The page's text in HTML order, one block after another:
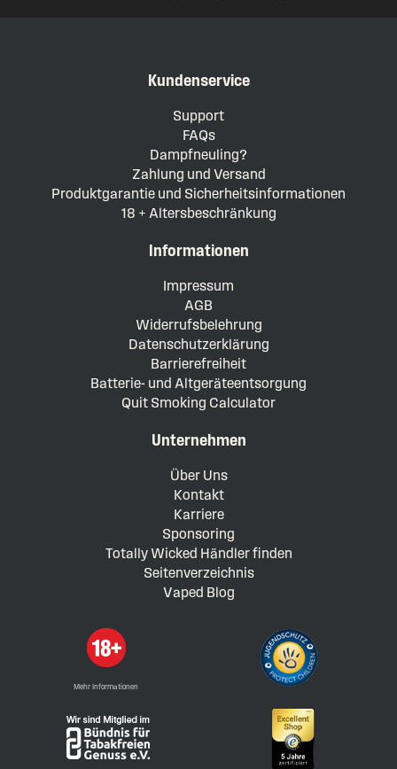
Kundenservice
Support
FAQs
Dampfneuling?
Zahlung und Versand
Produktgarantie und Sicherheitsinformationen
18 + Altersbeschränkung
Informationen
Impressum
AGB
Widerrufsbelehrung
Datenschutzerklärung
Barrierefreiheit
Batterie- und Altgeräteentsorgung
Quit Smoking Calculator
Unternehmen
Über Uns
Kontakt
Karriere
Sponsoring
Totally Wicked Händler finden
Seitenverzeichnis
Vaped Blog
Mehr Informationen